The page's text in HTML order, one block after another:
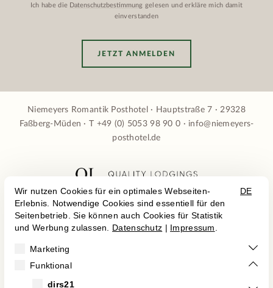
Ich habe die Datenschutzbestimmung gelesen und erkläre mich damit
einverstanden
JETZT ANMELDEN
Niemeyers Romantik Posthotel · Hauptstraße 7 · 29328
Faßberg-Müden · T +49 (0) 5053 98 90 0 · info@niemeyers-
posthotel.de